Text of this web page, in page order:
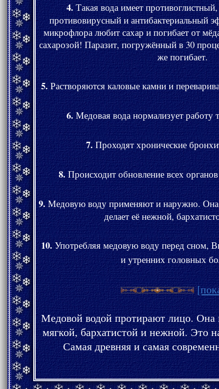
4.Такая вода имеет противоглистный, противогрибковый,
противовирусный и антибактериальный эффект. Любая патогенная
микрофлора любит сахар и погибает от мёда, ведь
сахарозой! Паразит, погружённый в 30 процентный раствор
же погибает.
5.Растворяются каловые камни и
6.Медовая вода нормализует работу
7.Проходят хронические
8.Происходит обновление всех
9.Медовую воду применяют и наружно. Она
делает её нежной,
10.Употребляя медовую воду перед сном,
и утренних головных
Медовой водой протирают лицо. Она
мягкой, бархатистой и нежной. Это натуральная косметика.
Самая древняя и